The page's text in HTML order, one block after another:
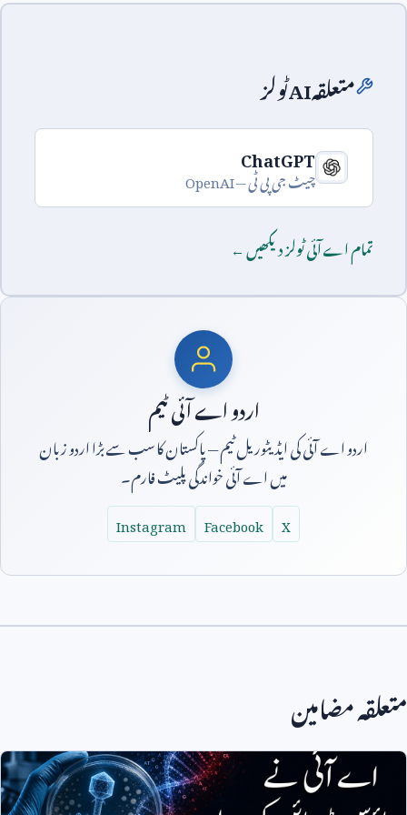
متعلقہAIٹولز
ChatGPT
چیٹ جی پی ٹی —OpenAI
تمام اے آئی ٹولز دیکھیں ←
اردو اے آئی ٹیم
اردو اے آئی کی ایڈیٹوریل ٹیم — پاکستان کا سب سے بڑا اردو زبان
میں اے آئی خواندگی پلیٹ فارم۔
Facebook
Instagram
مضامین